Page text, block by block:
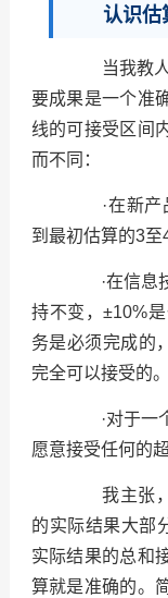
认识估
当我教人
要成果是一个准
线的可接受区间
而不同：
·在新产品
到最初估算的3至
·在信息技
持不变，±10%
务是必须完成的
完全可以接受的。
·对于一个
愿意接受任何的超
我主张，
的实际结果大部
实际结果的总和
算就是准确的。